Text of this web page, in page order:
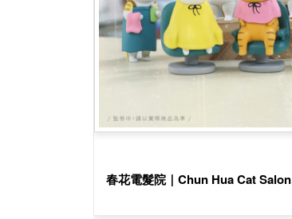
春花電髮院｜Chun Hua Cat Salon